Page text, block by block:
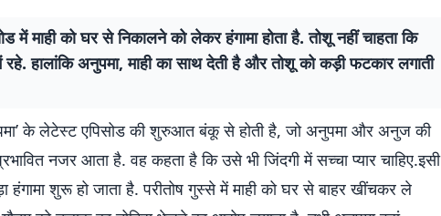
में माही को घर से निकालने को लेकर हंगामा होता है. तोशू नहीं चाहता कि
रहे. हालांकि अनुपमा, माही का साथ देती है और तोशू को कड़ी फटकार लगाती
के लेटेस्ट एपिसोड की शुरुआत बंकू से होती है, जो अनुपमा और अनुज की
नजर आता है. वह कहता है कि उसे भी जिंदगी में सच्चा प्यार चाहिए.इसी
हंगामा शुरू हो जाता है. परीतोष गुस्से में माही को घर से बाहर खींचकर ले